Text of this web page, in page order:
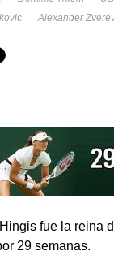
Alexander
fue la reina
29 semanas.